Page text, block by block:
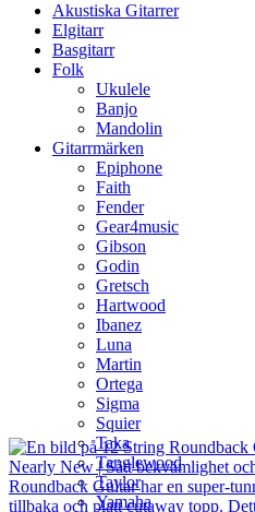
Akustiska Gitarrer
Elgitarr
Basgitarr
Folk
Ukulele
Banjo
Mandolin
Gitarrmärken
Epiphone
Faith
Fender
Gear4music
Gibson
Godin
Gretsch
Hartwood
Ibanez
Luna
Martin
Ortega
Sigma
Squier
Taka
Tanglewood
Taylor
Yamaha